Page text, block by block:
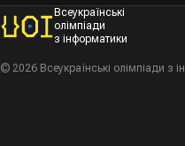
Всеукраїнські
олімпіади
з інформатики
© 2026 Всеукраїнські олімпіади з